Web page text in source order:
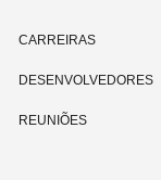
CARREIRAS
DESENVOLVEDORES
REUNIÕES